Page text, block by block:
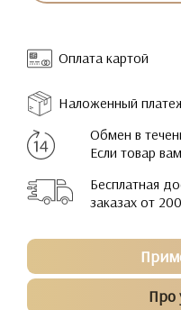
Оплата картой
Наложенный
Обмен в
Если товар
Бесплатная
заказах от
Про